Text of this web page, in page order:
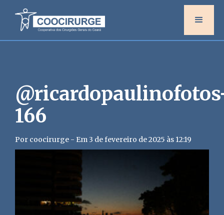
166
Por coocirurge - Em 3 de fevereiro de 2025 às 12:19